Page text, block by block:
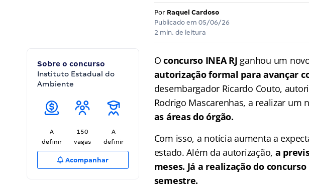
Por Raquel Cardoso
Publicado em 05/06/26
2 min. de leitura
Sobre o concurso
Instituto Estadual do
Ambiente
A
definir
150
vagas
A
definir
Acompanhar
Oconcurso INEA RJ ganhou um
autorização formal para avançar
desembargador Ricardo Couto,
Rodrigo Mascarenhas, a realizar um
as áreas do órgão.
Com isso, a notícia aumenta a
estado. Além da autorização, a
meses. Já a realização do
semestre.